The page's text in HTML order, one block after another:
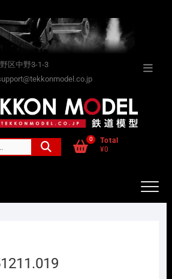
区中野3-1-3
索
0
Total
¥0